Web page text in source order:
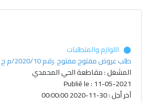
⬤ اللوازم والمتطلبات
طلب عروض مفتوح مفتوح .رقم 2020/10/م ح م.(جلسة عمومية)
المشغل : مقاطعة الحي المحمدي
Publié le : 11-05-2021
آخر أجل : 30-11-2020 00:00:00